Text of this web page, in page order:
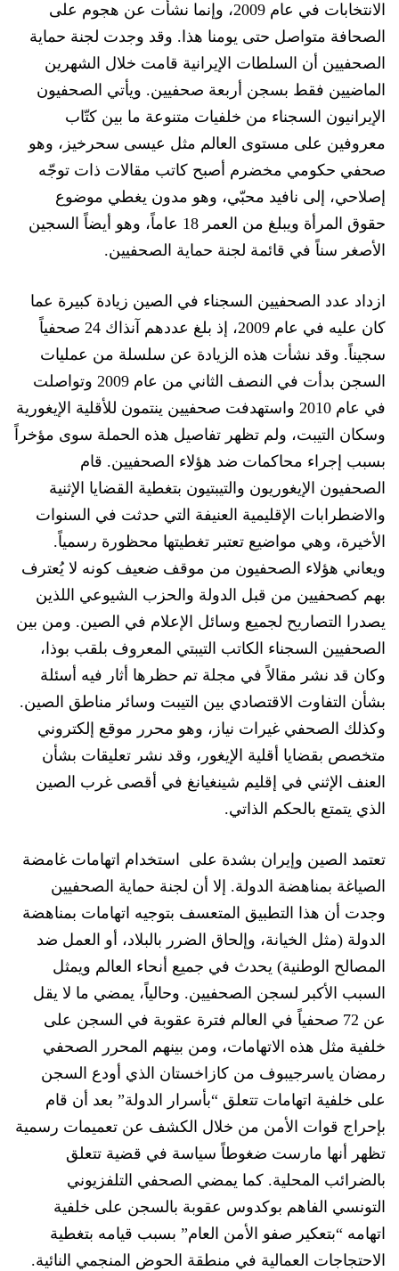
الانتخابات في عام 2009، وإنما نشأت عن هجوم على
الصحافة متواصل حتى يومنا هذا . وقد وجدت لجنة حماية
الصحفيين أن السلطات الإيرانية قامت خلال الشهرين
الماضيين فقط بسجن أربعة صحفيين. ويأتي الصحفيون
الإيرانيون السجناء من خلفيات متنوعة ما بين كتّاب
معروفين على مستوى العالم مثل عيسى سحرخيز ، وهو
صحفي حكومي مخضرم أصبح كاتب مقالات ذات توجه
إصلاحي، إلى نافيد محبّي، وهو مدون يغطي موضوع
حقوق المرأة ويبلغ من العمر 18 عاماً، وهو أيضاً السجين
الأصغر سناً في قائمة لجنة حماية الصحفيين.
ازداد عدد الصحفيين السجناء في الصين زيادة كبيرة عما
كان عليه في عام 2009، إذ بلغ عددهم آنذاك 24 صحفياً
سجيناً. وقد نشأت هذه الزيادة عن سلسلة من عمليات
السجن بدأت في النصف الثاني من عام 2009 وتواصلت
في عام 2010 واستهدفت صحفيين ينتمون للأقلية ال
إيغورية
وسكان التيبت، ولم تظهر تفاصيل هذه الحملة سوى مؤخراً
بسبب إجراء محاكمات ضد هؤلاء الصحفيين. قام
الصحفيون الإيغوريون والتيبتيون بتغطية القضايا الإثنية
والاضطرابات الإقليمية العنيفة ا لتي حدثت في السنوات
الأخيرة، وهي مواضيع تعتبر تغطيتها محظورة رسمياً.
ويعاني هؤلاء الصحفيون من موقف ضعيف كونه لا يُعترف
بهم كصحفيين من قبل الدولة والحزب الشيوعي اللذين
يصدرا التصاريح لجميع وسائل الإعلام في الصين. ومن بين
الصحفيين السجناء الكاتب التيبتي المعروف بلقب بوذا،
وكان قد نشر مقالاً في مجلة تم حظرها أثار فيه أسئلة
بشأن التفاوت الاقتصادي بين التيبت وسائر مناطق الصين.
وكذلك الصحفي غيرات نياز، وهو محرر موقع إلكتروني
متخصص بقضايا أقلية الإيغور ، وقد نشر تعليقات بشأن
العنف الإثني في إقليم شينغيانغ في أقصى غرب الصين
الذي يتمتع بالحكم الذاتي.
تعتمد الصين وإيران بشدة على استخدام اتهامات غامضة
الصياغة بمناهضة الدولة. إلا أن لجنة حماية الصحفيين
وجدت أن هذا التطبيق المتعسف بتوجيه اتهامات بمناهضة
الدولة (مثل الخيانة، وإلحاق الضرر بالبلاد، أو العمل ضد
المصالح الوطنية) يحدث في جميع أنحاء العالم ويمثل
السبب الأكبر لسجن الصحفيين. وحالياً، يمضي ما لا يقل
عن 72 صحفياً
في العالم فترة عقوبة في السجن على
خلفية مثل هذه الاتهامات، ومن بينهم المحر ر الصحفي
رمضان ياسرجيبوف من كازا خستان الذي أودع السجن
على خلفية اتهامات تتعلق “بأسرار الدولة” بعد أن قام
بإحراج قوات الأمن من خلال الكشف عن تعميمات ر سمية
تظهر أنها مارست ضغوطاً سياسة في قضية تتعلق
بالضرائب المحلية. كما يمضي الصحفي التلفزيوني
التونسي الفاهم بوكدوس عقوبة بالسجن على خلفية
اتهامه “بتعكير صفو الأمن العام” بسبب قيامه بتغطية
الاحتجاجات العمالية في منطقة الحوض المنجمي النائية.